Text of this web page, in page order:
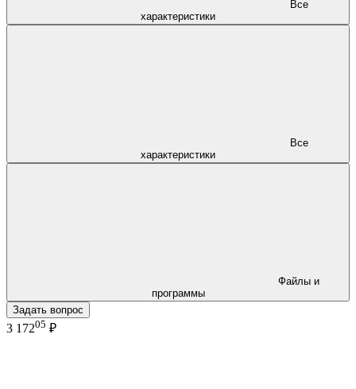
характеристики
характеристики
программы
Задать вопрос
3 17205 ₽